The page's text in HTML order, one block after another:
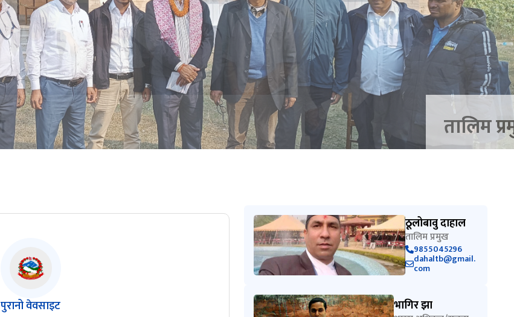
तालिम प्रमुख र कर्मचारीहरु
पुरानो वेवसाइट
ठूलोबावु दाहाल
तालिम प्रमुख
9855045296
dahaltb@gmail.
com
भागिर झा